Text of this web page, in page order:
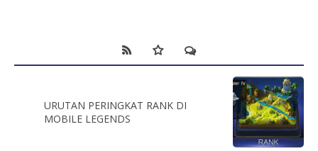
URUTAN PERINGKAT RANK DI
MOBILE LEGENDS